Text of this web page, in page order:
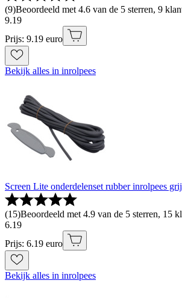
(9)Beoordeeld met 4.6 van de 5 sterren, 9
9.19
Prijs: 9.19 euro
Bekijk alles in inrolpees
Screen Lite onderdelenset rubber inrolpees
(15)Beoordeeld met 4.9 van de 5 sterren, 15
6.19
Prijs: 6.19 euro
Bekijk alles in inrolpees